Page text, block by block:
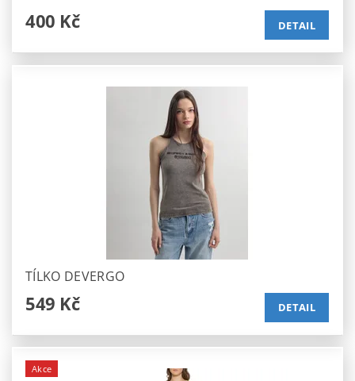
400 Kč DETAIL
TÍLKO DEVERGO
549 Kč DETAIL
Akce